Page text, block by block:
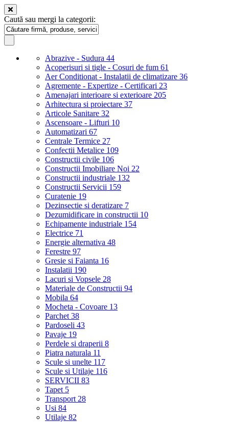
Caută sau mergi la categorii:
Abrazive - Sudura 44
Acoperisuri si tigle - Cosuri de fum 61
Aer Conditionat - Instalatii de climatizare 36
Agremente - Expertize - Certificari 23
Amenajari interioare si exterioare 205
Arhitectura si proiectare 37
Articole Sanitare 32
Ascensoare - Lifturi 10
Automatizari 67
Centrale Termice 27
Confectii Metalice 109
Constructii civile 106
Constructii Imobiliare Noi 22
Constructii industriale 132
Constructii Servicii 159
Curatenie 19
Dezinsectie si deratizare 7
Dezumidificare in constructii 10
Echipamente industriale 154
Electrice 71
Energie alternativa 48
Ferestre 97
Gresie si Faianta 16
Instalatii 190
Lacuri si Vopsele 28
Materiale de Constructii 94
Mobila 64
Mocheta - Covoare 13
Parchet 38
Pardoseli 43
Pavaje 19
Perdele si draperii 8
Piatra naturala 11
Scule si unelte 117
Scule si Utilaje 116
SERVICII 83
Tapet 5
Transport 28
Usi 84
Utilaje 82